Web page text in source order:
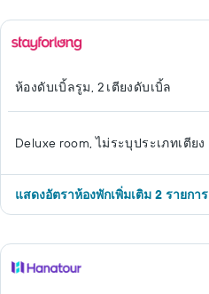
ห้องดับเบิ้ลรูม, 2 เตียงดับเบิ้ล
Deluxe room, ไม่ระบุประเภทเตียง
แสดงอัตราห้องพักเพิ่มเติม 2 รายการ